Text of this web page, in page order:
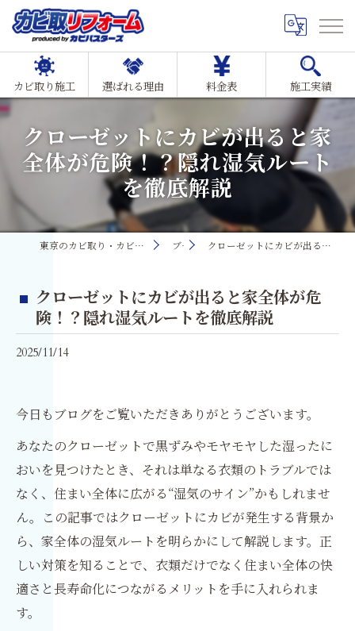
カビ取り施工 選ばれる理由 料金表 施工実績
クローゼットにカビが出ると家
全体が危険！？隠れ湿気ルート
を徹底解説
東京のカビ取り・カビ対策ならMIST工法®カビ取リフォーム ブログ クローゼットにカビが出ると家全体が危険！？隠れ湿気ルートを徹底解説
クローゼットにカビが出ると家全体が危
険！？隠れ湿気ルートを徹底解説
2025/11/14
今日もブログをご覧いただきありがとうございます。
あなたのクローゼットで黒ずみやモヤモヤした湿ったに
おいを見つけたとき、それは単なる衣類のトラブルでは
なく、住まい全体に広がる“湿気のサイン”かもしれませ
ん。この記事ではクローゼットにカビが発生する背景か
ら、家全体の湿気ルートを明らかにして解説します。正
しい対策を知ることで、衣類だけでなく住まい全体の快
適さと長寿命化につながるメリットを手に入れられま
す。